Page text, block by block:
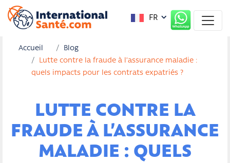
FR
Accueil
Blog
Lutte contre la fraude à l’assurance maladie :
quels impacts pour les contrats expatriés ?
LUTTE CONTRE LA
FRAUDE À L’ASSURANCE
MALADIE : QUELS